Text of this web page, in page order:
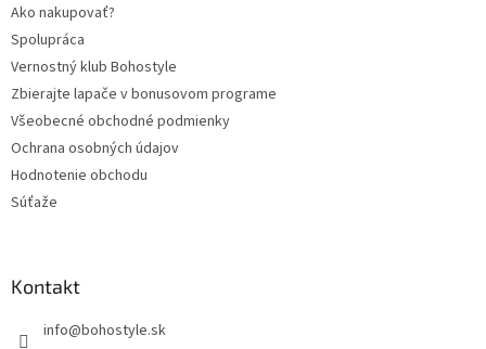
Ako nakupovať?
Spolupráca
Vernostný klub Bohostyle
Zbierajte lapače v bonusovom programe
Všeobecné obchodné podmienky
Ochrana osobných údajov
Hodnotenie obchodu
Súťaže
Kontakt
info@bohostyle.sk